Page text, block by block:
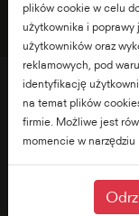
50"
plików cookie w celu
użytkownika i poprawy
użytkowników oraz
reklamowych, pod
identyfikację
na temat plików
firmie. Możliwe jest
momencie w narzędziu